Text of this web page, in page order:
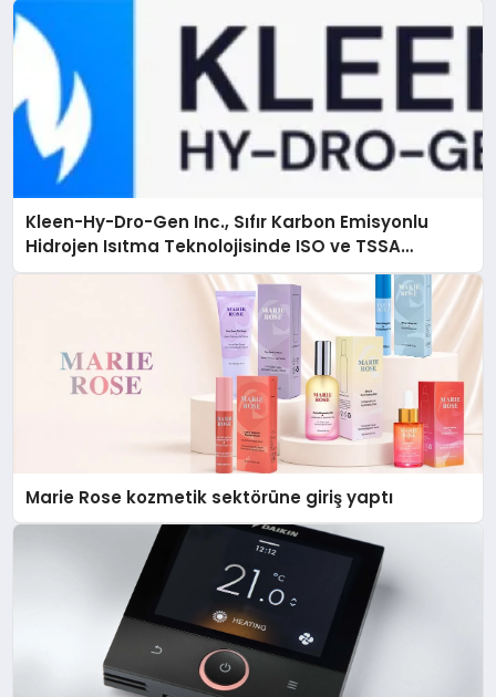
Kleen-Hy-Dro-Gen Inc., Sıfır Karbon Emisyonlu
Hidrojen Isıtma Teknolojisinde ISO ve TSSA
Düzenleyici Onaylarını Aldı
Marie Rose kozmetik sektörüne giriş yaptı